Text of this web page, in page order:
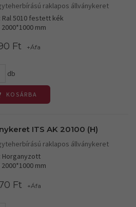
raklapos állványkeret
Ral 5010 festett kék
mm
Ft +Áfa
db
KOSÁRBA
ITS AK 20100 (H)
raklapos állványkeret
Horganyzott
mm
Ft +Áfa